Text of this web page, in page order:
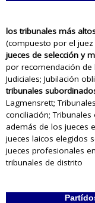
los tribunales más
(compuesto por el
jueces de selección y
por recomendación de
Judiciales; Jubilación
tribunales
Lagmensrett;
conciliación;
además de los jueces
jueces laicos elegidos
jueces profesionales
tribunales de distrito